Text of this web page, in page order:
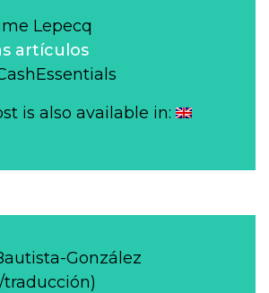
Lepecq
artículos
is also available in:
González